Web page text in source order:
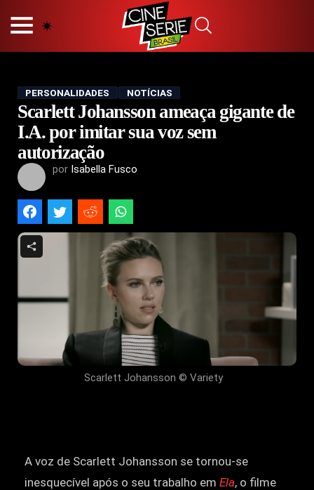
POLÍTICA DE PRIVACIDADE
TERMOS E CONDIÇÕES
CONTATO
Hot
Popular
Tendência
Filmes
PERSONALIDADES NOTÍCIAS
Scarlett Johansson ameaça gigante de
I.A. por imitar sua voz sem
autorização
por Isabella Fusco
Scarlett Johansson © Variety
A voz de Scarlett Johansson se tornou-se
inesquecível após o seu trabalho em Ela, o filme